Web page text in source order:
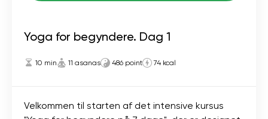
Yoga for begyndere. Dag 1
10 min 11 asanas 486 point 74 kcal
Velkommen til starten af ​​det intensive kursus